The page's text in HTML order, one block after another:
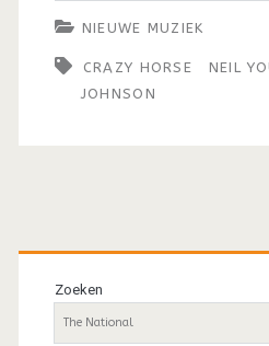
NIEUWE MUZIEK
CRAZY HORSE NEIL
JOHNSON
Primaire
sidebar
Zoeken